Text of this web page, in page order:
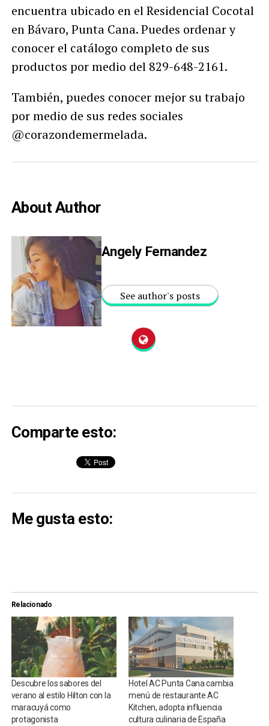
encuentra ubicado en el Residencial Cocotal
en Bávaro, Punta Cana. Puedes ordenar y
conocer el catálogo completo de sus
productos por medio del 829-648-2161.
También, puedes conocer mejor su trabajo
por medio de sus redes sociales
@corazondemermelada.
About Author
Angely Fernandez
See author's posts
Comparte esto:
Me gusta esto:
Relacionado
Descubre los sabores del
verano al estilo Hilton con la
maracuyá como
protagonista
Hotel AC Punta Cana cambia
menú de restaurante AC
Kitchen, adopta influencia
cultura culinaria de España